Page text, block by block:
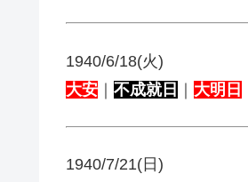
1940/6/18(火)
大安 ｜ 不成就日 ｜ 大明日
1940/7/21(日)